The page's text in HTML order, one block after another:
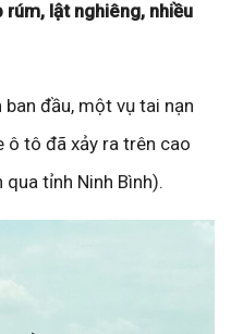
lật nghiêng, nhiều
đầu, một vụ tai nạn
ô tô đã xảy ra trên cao
tỉnh Ninh Bình).